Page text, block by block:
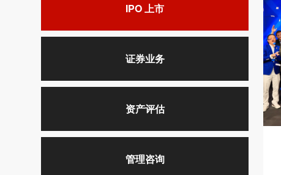
IPO 上市
证券业务
资产评估
管理咨询